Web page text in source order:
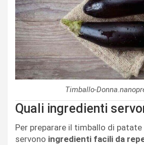
Timballo-
Quali ingredienti
Per preparare il timballo di patate
servono ingredienti facili da